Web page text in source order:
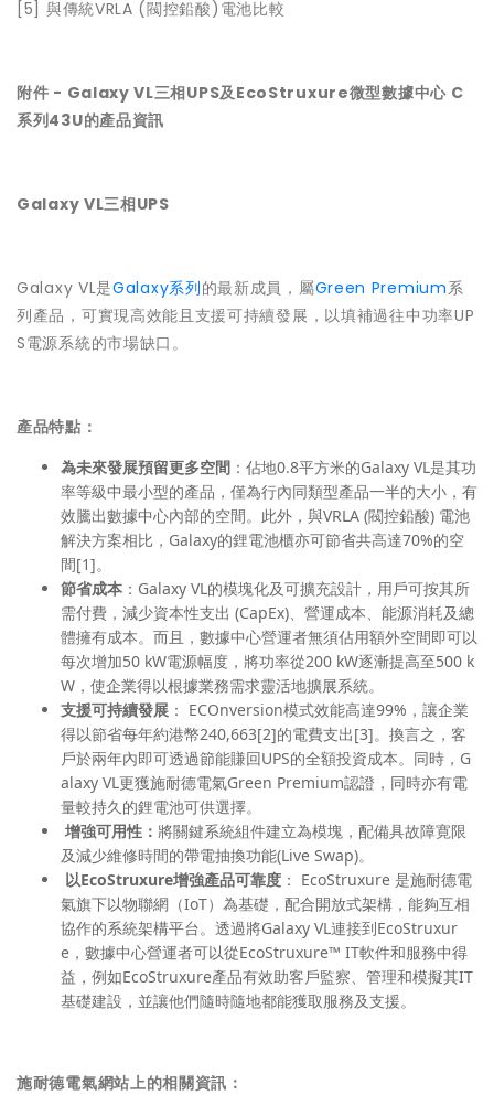
[5] 與傳統VRLA (閥控鉛酸)電池比較
附件 - Galaxy VL三相UPS及EcoStruxure微型數據中心 C
系列43U的產品資訊
Galaxy VL三相UPS
Galaxy VL是Galaxy系列的最新成員，屬Green Premium系
列產品，可實現高效能且支援可持續發展，以填補過往中功率UP
S電源系統的市場缺口。
產品特點：
為未來發展預留更多空間 ：佔地0.8平方米的Galaxy VL是其功
率等級中最小型的產品，僅為行內同類型產品一半的大小，有
效騰出數據中心內部的空間。此外，與VRLA (閥控鉛酸) 電池
解決方案相比，Galaxy的鋰電池櫃亦可節省共高達70%的空
間[1]。
節省成本 ：Galaxy VL的模塊化及可擴充設計，用戶可按其所
需付費，減少資本性支出 (CapEx)、營運成本、能源消耗及總
體擁有成本。而且，數據中心營運者無須佔用額外空間即可以
每次增加50 kW電源幅度，將功率從200 kW逐漸提高至500 k
W，使企業得以根據業務需求靈活地擴展系統。
支援可持續發展 ： ECOnversion模式效能高達99%，讓企業
得以節省每年約港幣240,663[2]的電費支出[3]。換言之，客
戶於兩年內即可透過節能賺回UPS的全額投資成本。同時，G
alaxy VL更獲施耐德電氣Green Premium認證，同時亦有電
量較持久的鋰電池可供選擇。
增強可用性： 將關鍵系統組件建立為模塊，配備具故障寛限
及減少維修時間的帶電抽換功能(Live Swap)。
以EcoStruxure增強產品可靠度 ： EcoStruxure 是施耐德電
氣旗下以物聯網（IoT）為基礎，配合開放式架構，能夠互相
協作的系統架構平台。透過將Galaxy VL連接到EcoStruxur
e，數據中心營運者可以從EcoStruxure™ IT軟件和服務中得
益，例如EcoStruxure產品有效助客戶監察、管理和模擬其IT
基礎建設，並讓他們隨時隨地都能獲取服務及支援。
施耐德電氣網站上的相關資訊：